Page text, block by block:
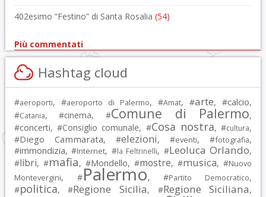
402esimo “Festino” di Santa Rosalia (54)
Più commentati
Hashtag cloud
#aeroporti, #aeroporto di Palermo, #Amat, #arte, #calcio,
#Catania, #cinema, #Comune di Palermo,
#concerti, #Consiglio comunale, #Cosa nostra, #cultura,
#Diego Cammarata, #elezioni, #eventi, #fotografia,
#immondizia, #Internet, #la Feltrinelli, #Leoluca Orlando,
#libri, #mafia, #Mondello, #mostre, #musica, #Nuovo
Montevergini, #Palermo, #Partito Democratico,
#politica, #Regione Sicilia, #Regione Siciliana,